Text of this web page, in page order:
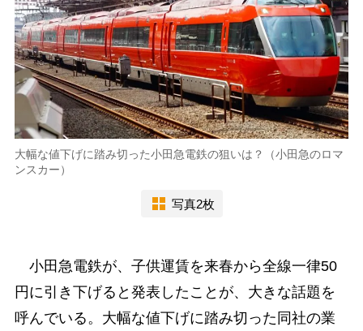
大幅な値下げに踏み切った小田急電鉄の狙いは？（小田急のロマ
ンスカー）
写真2枚
小田急電鉄が、子供運賃を来春から全線一律50
円に引き下げると発表したことが、大きな話題を
呼んでいる。大幅な値下げに踏み切った同社の業